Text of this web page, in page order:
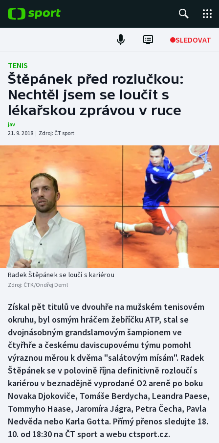
SLEDOVAT
Fotbal
Hokej
Tenis
Atletika
Cyklistika
DALŠÍ SPORTY
Americký fotbal
Baseball a softbal
Basketbal
Biatlon
Box
Curling
Dostihy
Florbal
Futsal
Golf
NEPŘEHLÉDNĚTE
Soutěže
Historické návraty
Aplikace ČT sport
TENIS
Štěpánek před rozlučkou:
Nechtěl jsem se loučit s
lékařskou zprávou v ruce
jav
21. 9. 2018 | Zdroj: ČT sport
Radek Štěpánek se loučí s kariérou
Zdroj: ČTK/Ondřej Deml
Získal pět titulů ve dvouhře na mužském tenisovém
okruhu, byl osmým hráčem žebříčku ATP, stal se
dvojnásobným grandslamovým šampionem ve
čtyřhře a českému daviscupovému týmu pomohl
výraznou měrou k dvěma "salátovým mísám". Radek
Štěpánek se v polovině října definitivně rozloučí s
kariérou v beznadějně vyprodané O2 areně po boku
Novaka Djokoviče, Tomáše Berdycha, Leandra Paese,
Tommyho Haase, Jaromíra Jágra, Petra Čecha, Pavla
Nedvěda nebo Karla Gotta. Přímý přenos sledujte 18.
10. od 18:30 na ČT sport a webu ctsport.cz.